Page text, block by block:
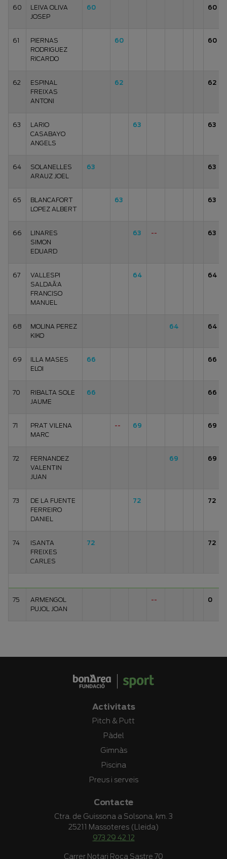
60
LEIVA OLIVA
JOSEP
60 60
61
PIERNAS
RODRIGUEZ
RICARDO
60 60
62
ESPINAL
FREIXAS
ANTONI
62 62
63
LARIO
CASABAYO
ANGELS
63 63
64
SOLANELLES
ARAUZ JOEL
63 63
65
BLANCAFORT
LOPEZ ALBERT
63 63
66
LINARES
SIMON
EDUARD
63 -- 63
67
VALLESPI
SALDAÃ‘A
FRANCISO
MANUEL
64 64
68
MOLINA PEREZ
KIKO
64 64
69
ILLA MASES
ELOI
66 66
70
RIBALTA SOLE
JAUME
66 66
71
PRAT VILENA
MARC
-- 69 69
72
FERNANDEZ
VALENTIN
JUAN
69 69
73
DE LA FUENTE
FERREIRO
DANIEL
72 72
74
ISANTA
FREIXES
CARLES
72 72
75
ARMENGOL
PUJOL JOAN
-- 0
Activitats
Pitch & Putt
Pàdel
Gimnàs
Piscina
Preus i serveis
Contacte
Ctra. de Guissona a Solsona, km. 3
25211 Massoteres (Lleida)
973 29 42 12
Carrer Notari Roca Sastre 70